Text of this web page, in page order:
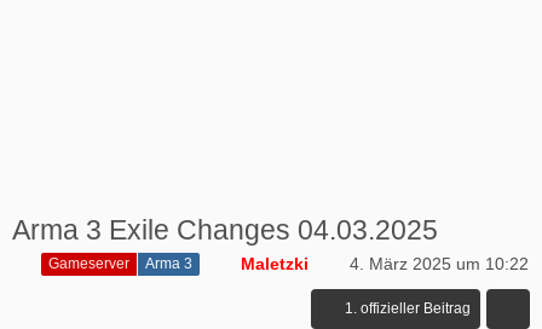
Arma 3 Exile Changes 04.03.2025
Gameserver Arma 3 Maletzki 4. März 2025 um 10:22
1. offizieller Beitrag